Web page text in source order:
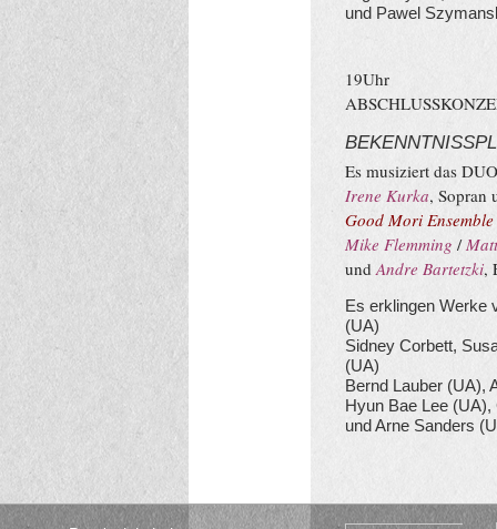
und Pawel
19Uhr
Es musiziert das
Irene Kurka, Sopran
Good Mori Ensemble
Mike Flemming /
undAndre Bartetzki,
Es erklingen Werke
(UA)
Sidney Corbett,
(UA)
Bernd Lauber (UA),
Hyun Bae Lee
und Arne Sanders